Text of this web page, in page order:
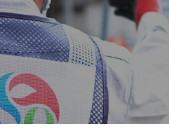
四日市営業センター
岡山オフィス